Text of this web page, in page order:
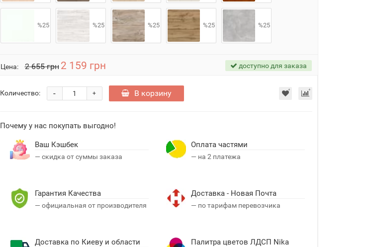
%25 %25 %25 %25 %25
Цена: 2 655 грн 2 159 грн доступно для заказа
Количество: +
- В корзину
Почему у нас покупать выгодно!
Ваш Кэшбек
— скидка от суммы заказа
Оплата частями
— на 2 платежа
Гарантия Качества
— официальная от производителя
Доставка - Новая Почта
— по тарифам перевозчика
Доставка по Киеву и области
Палитра цветов ЛДСП Nika